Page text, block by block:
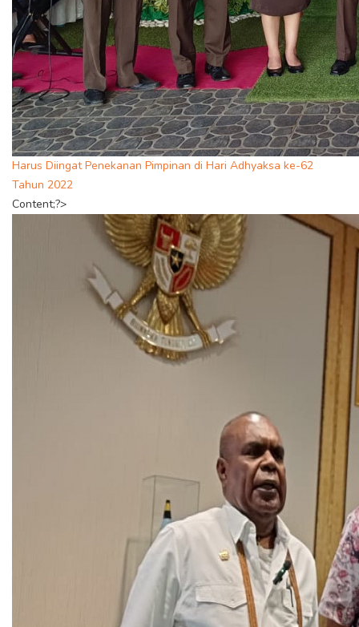
Harus Diingat Penekanan Pimpinan di Hari Adhyaksa ke-62
Tahun 2022
Content;?>